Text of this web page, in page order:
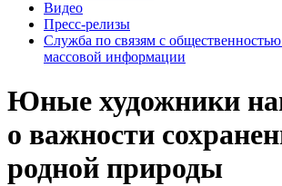
Видео
Пресс-релизы
Служба по связям с
массовой информации
Юные художники
о важности
родной природы